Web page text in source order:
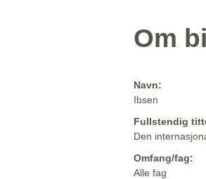
Om
Navn:
Ibsen
Fullstendig
Den
Omfang/fag:
Alle fag